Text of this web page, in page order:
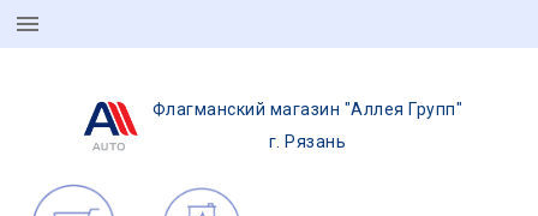
Флагманский магазин "Аллея Групп"
г. Рязань